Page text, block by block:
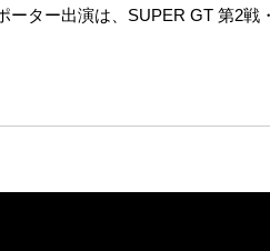
ーター出演は、SUPER GT 第2戦